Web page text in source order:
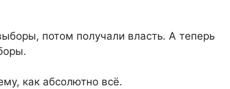
потом получали власть. А теперь
как абсолютно всё.